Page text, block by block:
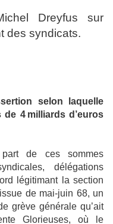
Dreyfus sur
des syndicats.
selon laquelle
4 milliards d’euros
de ces sommes
délégations
légitimant la section
de mai-juin 68, un
grève générale qu’ait
Glorieuses, où le